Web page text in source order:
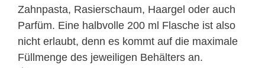
Zahnpasta, Rasierschaum, Haargel oder auch
Parfüm. Eine halbvolle 200 ml Flasche ist also
nicht erlaubt, denn es kommt auf die maximale
Füllmenge des jeweiligen Behälters an.